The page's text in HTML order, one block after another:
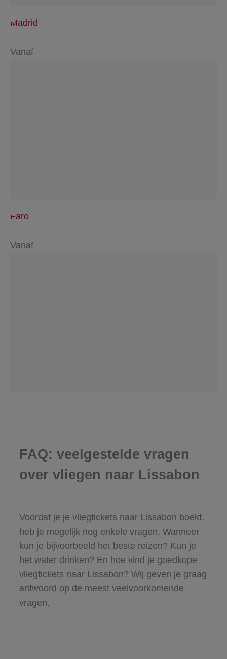
Madrid
Vanaf
Faro
Vanaf
FAQ: veelgestelde vragen
over vliegen naar Lissabon
Voordat je je vliegtickets naar Lissabon boekt,
heb je mogelijk nog enkele vragen. Wanneer
kun je bijvoorbeeld het beste reizen? Kun je
het water drinken? En hoe vind je goedkope
vliegtickets naar Lissabon? Wij geven je graag
antwoord op de meest veelvoorkomende
vragen.